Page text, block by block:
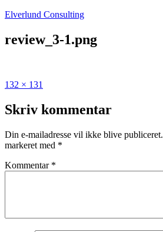
Fortsæt
indhold
Elverlund Consulting
review_3-1.png
Fuld
132 × 131
Skriv kommentar
Din e-mailadresse vil ikke blive publiceret.
markeret med *
Kommentar *